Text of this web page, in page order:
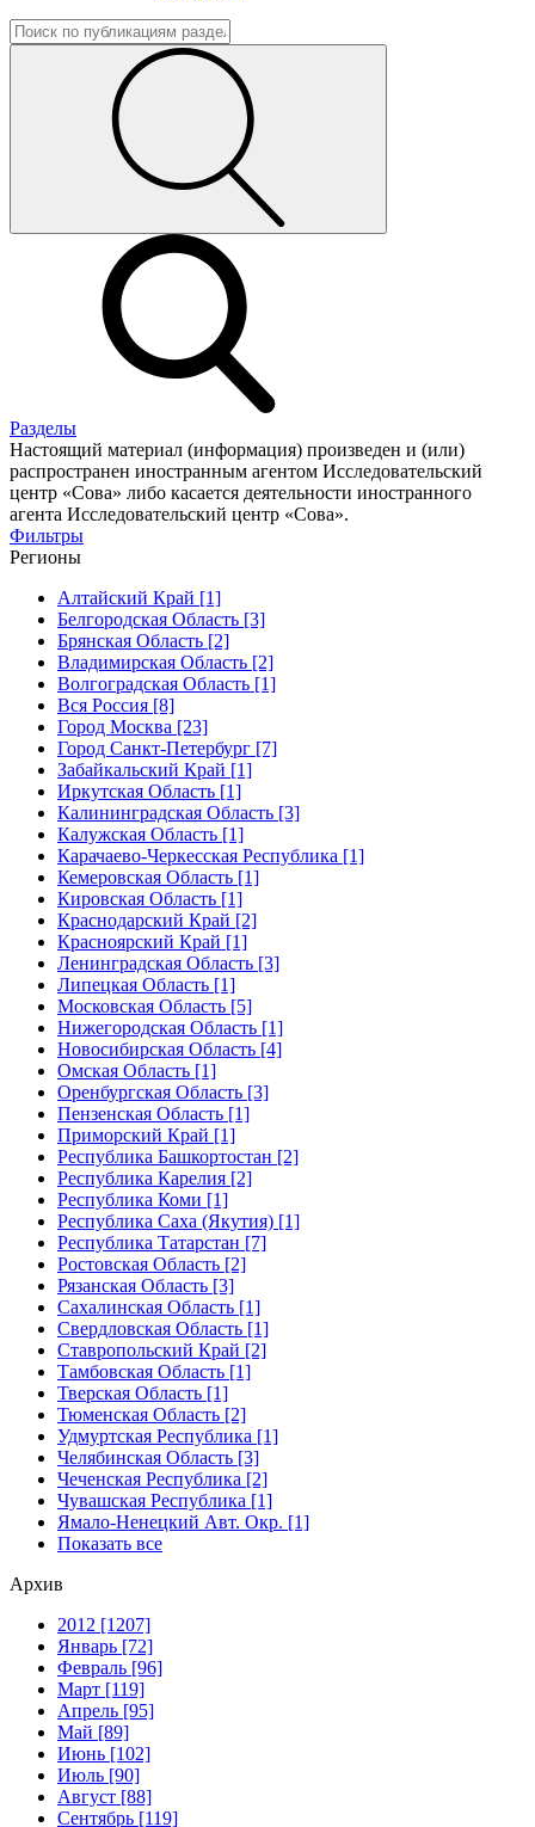
Разделы
Настоящий материал (информация) произведен и (или)
распространен иностранным агентом Исследовательский
центр «Сова» либо касается деятельности иностранного
агента Исследовательский центр «Сова».
Фильтры
Регионы
Алтайский Край [1]
Белгородская Область [3]
Брянская Область [2]
Владимирская Область [2]
Волгоградская Область [1]
Вся Россия [8]
Город Москва [23]
Город Санкт-Петербург [7]
Забайкальский Край [1]
Иркутская Область [1]
Калининградская Область [3]
Калужская Область [1]
Карачаево-Черкесская Республика [1]
Кемеровская Область [1]
Кировская Область [1]
Краснодарский Край [2]
Красноярский Край [1]
Ленинградская Область [3]
Липецкая Область [1]
Московская Область [5]
Нижегородская Область [1]
Новосибирская Область [4]
Омская Область [1]
Оренбургская Область [3]
Пензенская Область [1]
Приморский Край [1]
Республика Башкортостан [2]
Республика Карелия [2]
Республика Коми [1]
Республика Саха (Якутия) [1]
Республика Татарстан [7]
Ростовская Область [2]
Рязанская Область [3]
Сахалинская Область [1]
Свердловская Область [1]
Ставропольский Край [2]
Тамбовская Область [1]
Тверская Область [1]
Тюменская Область [2]
Удмуртская Республика [1]
Челябинская Область [3]
Чеченская Республика [2]
Чувашская Республика [1]
Ямало-Ненецкий Авт. Окр. [1]
Показать все
Архив
2012 [1207]
Январь [72]
Февраль [96]
Март [119]
Апрель [95]
Май [89]
Июнь [102]
Июль [90]
Август [88]
Сентябрь [119]